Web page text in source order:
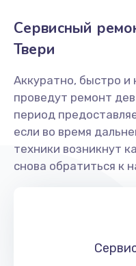
Сервисный
Твери
Аккуратно, быстро и
проведут ремонт
период
если во время
техники возникнут
снова обратиться к